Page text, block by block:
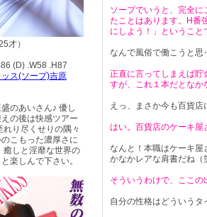
ソープでいうと、完全
たことはあります。H番
にしよう！」ということ
なんで風俗で働こうと思
正直に言ってしまえば
すが、これ１本だとなか
えっ、まさか今も百貨店
はい。百貨店のケーキ屋
なんと！本職はケーキ
かなかレアな肩書だね（
そういうわけで、ここの
自分の性格はどういうタ
才）
(D) .W58 .H87
ス(ソープ)吉原
のあいさん♪ 優し
の後は快感ツアー
れり尽くせりの隅々
こもった濃厚さに
癒しと淫靡な世界の
楽しんで下さい。